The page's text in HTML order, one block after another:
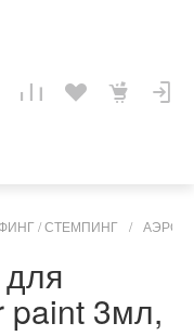
/ СТЕМПИНГ /
paint 3мл,